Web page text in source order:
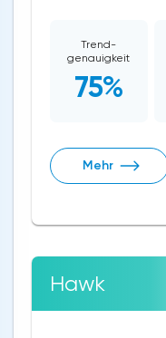
Trend-
genauigkeit
75%
Mehr
Hawk